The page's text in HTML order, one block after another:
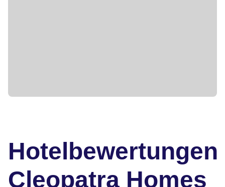
Hotelbewertungen
Cleopatra Homes